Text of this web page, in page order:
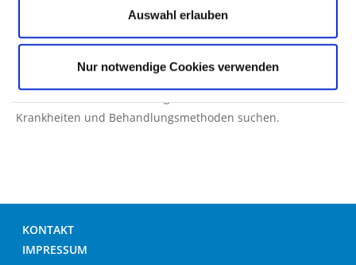
Auswahl erlauben
Nur notwendige Cookies verwenden
auf medizinischer Fachsprache (ICD/OPS). Versuchen Sie es
dann mit einem Suchwort-Synonym.
Tipp: Bei den einzelnen Fachabteilungen dieses
Krankheiten und Behandlungsmethoden suchen.
KONTAKT
IMPRESSUM